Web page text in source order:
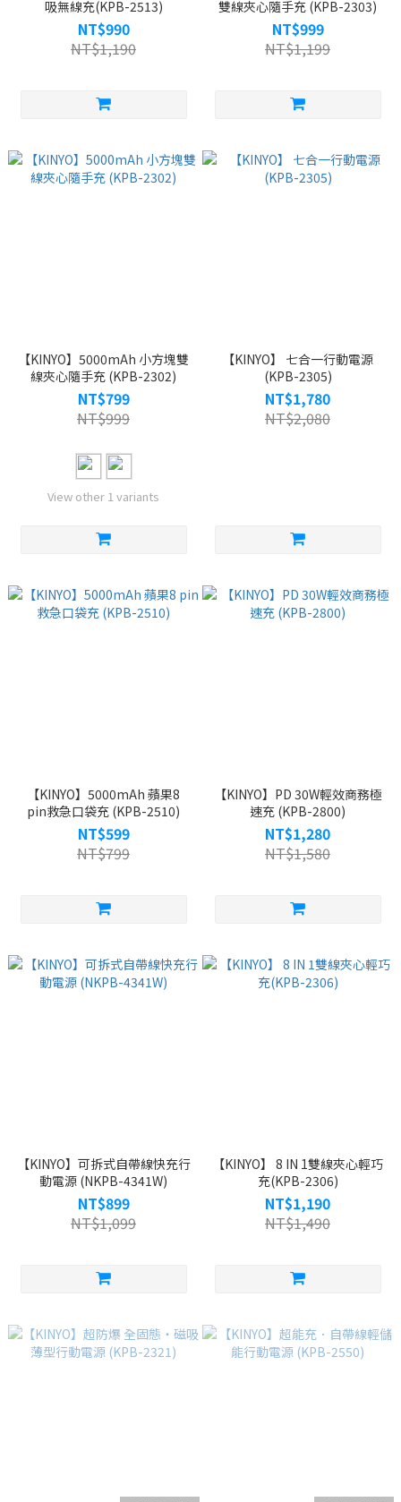
吸無線充(KPB-2513)
NT$990
NT$1,190
雙線夾心隨手充 (KPB-2303)
NT$999
NT$1,199
【KINYO】5000mAh 小方塊雙
線夾心隨手充 (KPB-2302)
NT$799
NT$999
View other 1 variants
【KINYO】 七合一行動電源
(KPB-2305)
NT$1,780
NT$2,080
【KINYO】5000mAh 蘋果8
pin救急口袋充 (KPB-2510)
NT$599
NT$799
【KINYO】PD 30W輕效商務極
速充 (KPB-2800)
NT$1,280
NT$1,580
【KINYO】可拆式自帶線快充行
動電源 (NKPB-4341W)
NT$899
NT$1,099
【KINYO】 8 IN 1雙線夾心輕巧
充(KPB-2306)
NT$1,190
NT$1,490